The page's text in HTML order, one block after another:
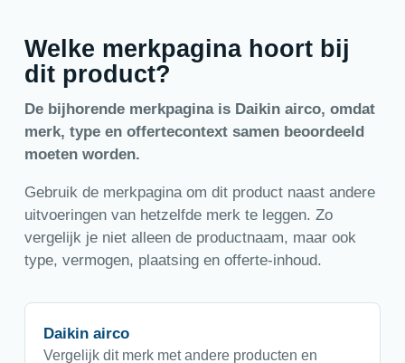
Welke merkpagina hoort bij
dit product?
De bijhorende merkpagina is Daikin airco, omdat
merk, type en offertecontext samen beoordeeld
moeten worden.
Gebruik de merkpagina om dit product naast andere
uitvoeringen van hetzelfde merk te leggen. Zo
vergelijk je niet alleen de productnaam, maar ook
type, vermogen, plaatsing en offerte-inhoud.
Daikin airco
Vergelijk dit merk met andere producten en